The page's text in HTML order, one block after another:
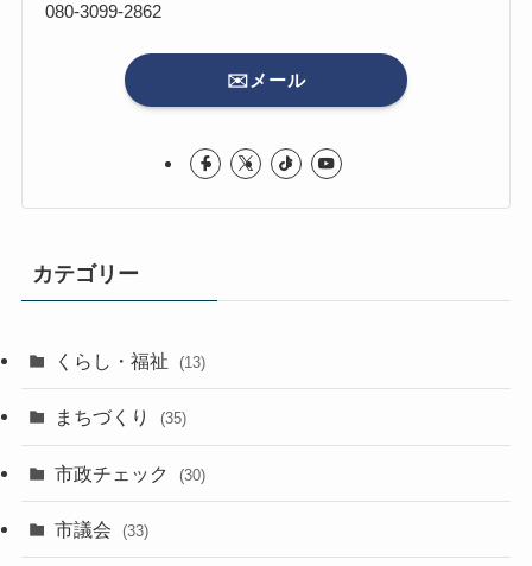
080-3099-2862
✉️メール
カテゴリー
くらし・福祉 (13)
まちづくり (35)
市政チェック (30)
市議会 (33)